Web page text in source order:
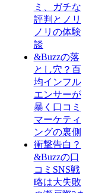
ミ、ガチな
評判とノリ
ノリの体験
談
&Buzzの落
とし穴？百
均インフル
エンサーが
暴く口コミ
マーケティ
ングの裏側
衝撃告白？
&Buzzの口
コミSNS戦
略は大失敗